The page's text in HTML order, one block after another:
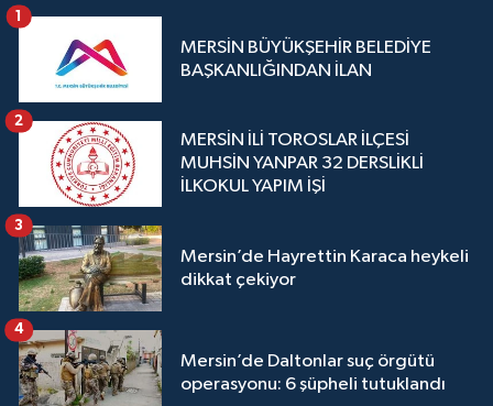
MERSİN BÜYÜKŞEHİR BELEDİYE
BAŞKANLIĞINDAN İLAN
1
MERSİN İLİ TOROSLAR İLÇESİ
MUHSİN YANPAR 32 DERSLİKLİ
İLKOKUL YAPIM İŞİ
2
Mersin’de Hayrettin Karaca heykeli
dikkat çekiyor
3
Mersin’de Daltonlar suç örgütü
operasyonu: 6 şüpheli tutuklandı
4